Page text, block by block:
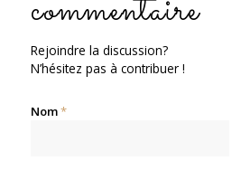
Rejoindre la discussion?
N’hésitez pas à contribuer !
Nom*